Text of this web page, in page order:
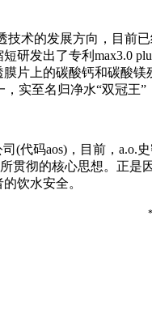
术的发展方向，目前
发出了专利max3.0
片上的碳酸钙和碳酸
实至名归净水“双冠王”
码aos)，目前，a.o.
贯彻的核心思想。正
饮水安全。